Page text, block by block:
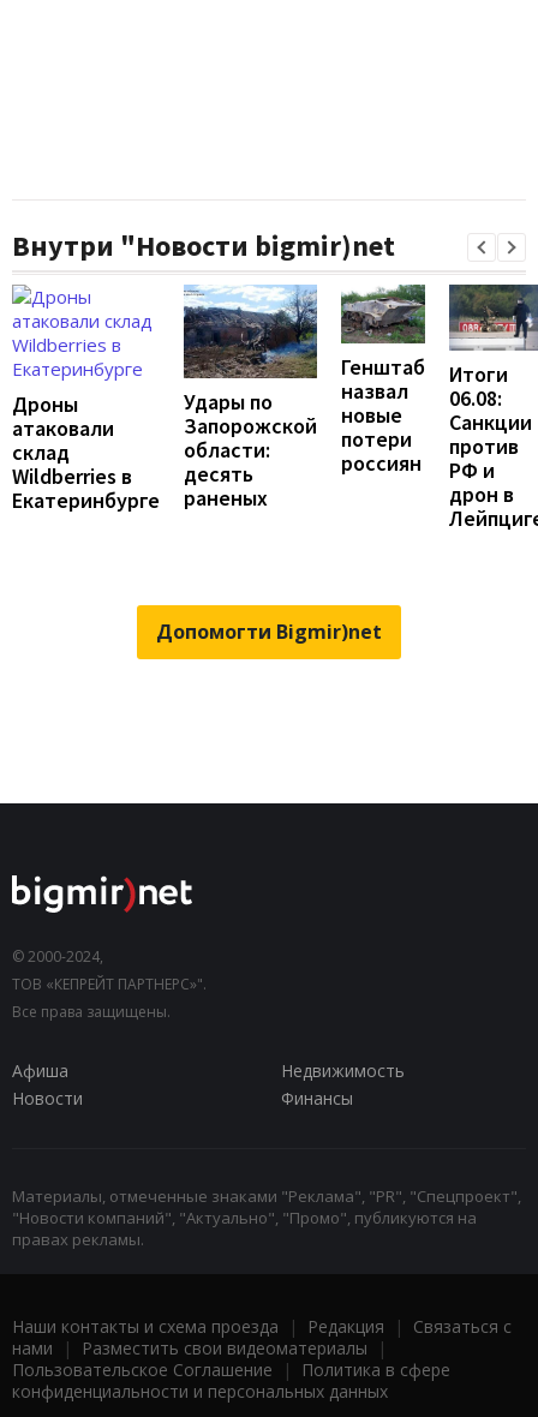
Внутри "Новости bigmir)net
Дроны
атаковали
склад
Wildberries в
Екатеринбурге
Удары по
Запорожской
области:
десять
раненых
Генштаб
назвал
новые
потери
россиян
Итоги
06.08:
Санкции
против
РФ и
дрон в
Допомогти Bigmir)net
© 2000-2024,
ТОВ «КЕПРЕЙТ ПАРТНЕРС»".
Все права защищены.
Афиша
Недвижимость
Новости
Финансы
Материалы, отмеченные знаками "Реклама", "PR", "Спецпроект",
"Новости компаний", "Актуально", "Промо", публикуются на
правах рекламы.
Наши контакты и схема проезда | Редакция | Связаться с
нами | Разместить свои видеоматериалы |
Пользовательское Соглашение |
Политика в сфере
конфиденциальности и персональных данных